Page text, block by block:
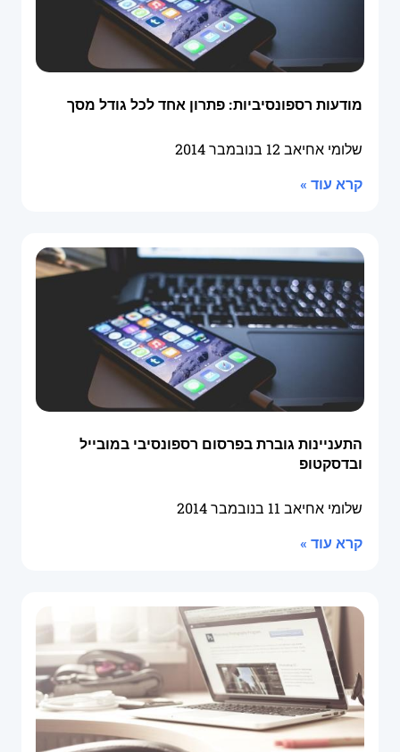
מודעות רספונסיביות: פתרון אחד לכל גודל מסך
שלומי אחיאב12 בנובמבר 2014
קרא עוד »
התעניינות גוברת בפרסום רספונסיבי במובייל
ובדסקטופ
שלומי אחיאב 11 בנובמבר 2014
קרא עוד »